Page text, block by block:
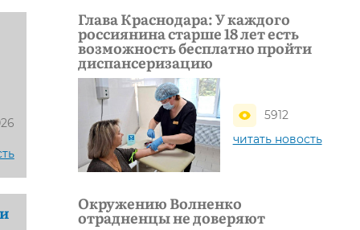
Глава Краснодара: У каждого
россиянина старше 18 лет есть
возможность бесплатно пройти
диспансеризацию
5912
читать новость
Окружению Волненко
отрадненцы не доверяют